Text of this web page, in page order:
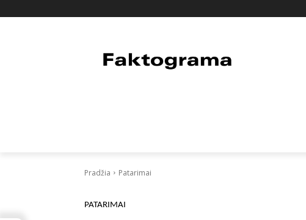
Pradžia Patarimai
PATARIMAI